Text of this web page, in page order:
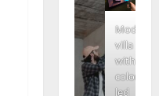
Modern
villa
with
colored
led